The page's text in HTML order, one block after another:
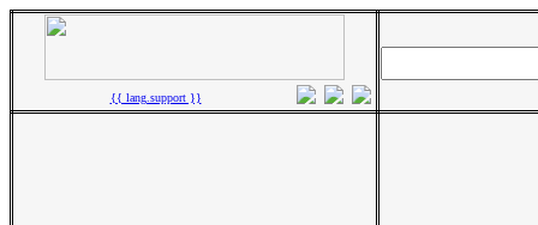
{{ lang.support }}